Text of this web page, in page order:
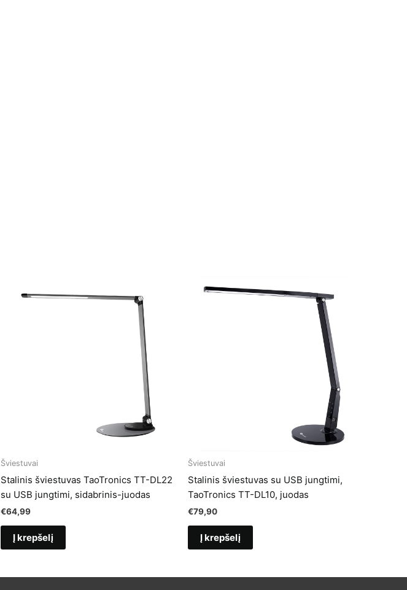
Šviestuvai
Stalinis šviestuvas TaoTronics TT-DL22
su USB jungtimi, sidabrinis-juodas
€64,99
Į krepšelį
Šviestuvai
Stalinis šviestuvas su USB jungtimi,
TaoTronics TT-DL10, juodas
€79,90
Į krepšelį